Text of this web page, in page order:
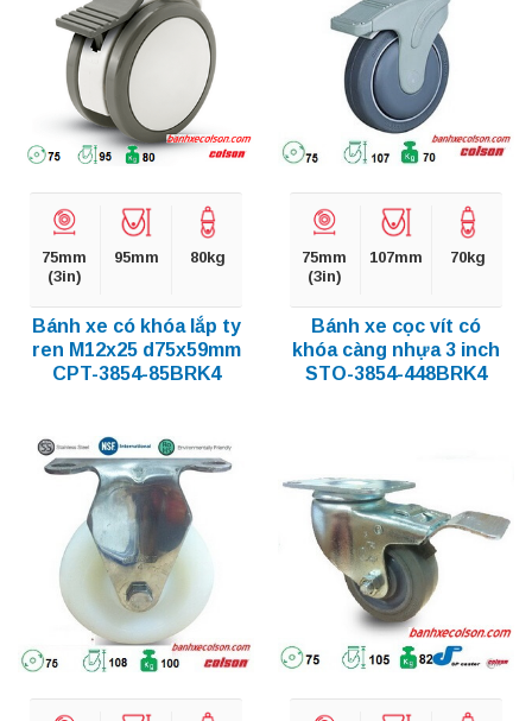
75mm
(3in)
95mm 80kg
Bánh xe có khóa lắp ty
ren M12x25 d75x59mm
CPT-3854-85BRK4
75mm
(3in)
107mm 70kg
Bánh xe cọc vít có
khóa càng nhựa 3 inch
STO-3854-448BRK4